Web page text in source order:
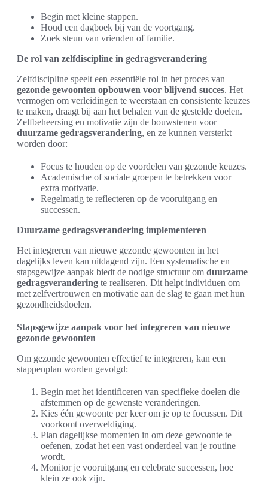
Begin met kleine stappen.
Houd een dagboek bij van de voortgang.
Zoek steun van vrienden of familie.
De rol van zelfdiscipline in gedragsverandering
Zelfdiscipline speelt een essentiële rol in het proces van
gezonde gewoonten opbouwen voor blijvend succes. Het
vermogen om verleidingen te weerstaan en consistente keuzes
te maken, draagt bij aan het behalen van de gestelde doelen.
Zelfbeheersing en motivatie zijn de bouwstenen voor
duurzame gedragsverandering, en ze kunnen versterkt
worden door:
Focus te houden op de voordelen van gezonde keuzes.
Academische of sociale groepen te betrekken voor
extra motivatie.
Regelmatig te reflecteren op de vooruitgang en
successen.
Duurzame gedragsverandering implementeren
Het integreren van nieuwe gezonde gewoonten in het
dagelijks leven kan uitdagend zijn. Een systematische en
stapsgewijze aanpak biedt de nodige structuur om duurzame
gedragsverandering te realiseren. Dit helpt individuen om
met zelfvertrouwen en motivatie aan de slag te gaan met hun
gezondheidsdoelen.
Stapsgewijze aanpak voor het integreren van nieuwe
gezonde gewoonten
Om gezonde gewoonten effectief te integreren, kan een
stappenplan worden gevolgd:
Begin met het identificeren van specifieke doelen die
afstemmen op de gewenste veranderingen.
Kies één gewoonte per keer om je op te focussen. Dit
voorkomt overweldiging.
Plan dagelijkse momenten in om deze gewoonte te
oefenen, zodat het een vast onderdeel van je routine
wordt.
Monitor je vooruitgang en celebrate successen, hoe
klein ze ook zijn.